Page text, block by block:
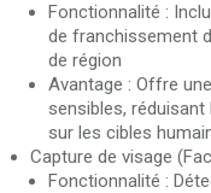
Fonctionnalité :
de franchissement
de région
Avantage : Offre
sensibles,
sur les cibles
Capture de visage
Fonctionnalité :